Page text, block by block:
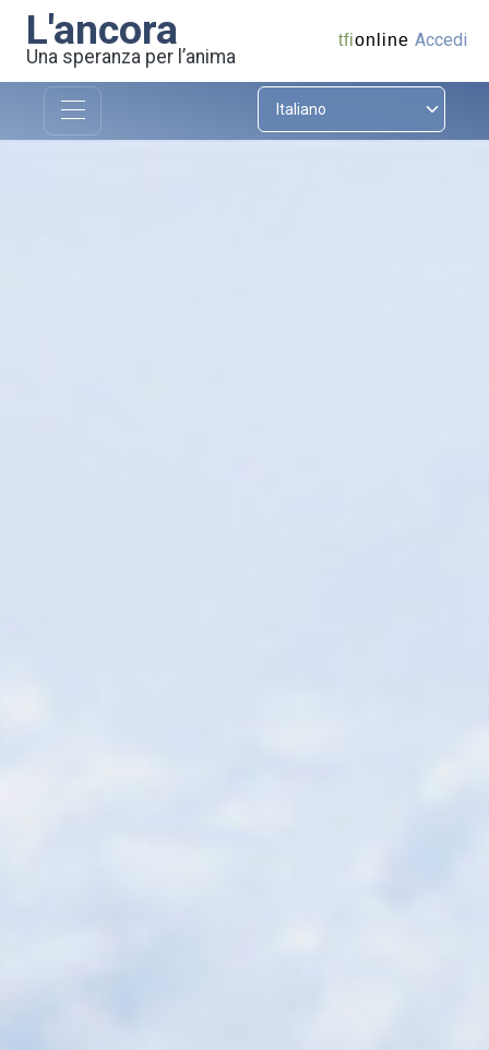
L'ancora
Una speranza per l’anima
tfionline Accedi